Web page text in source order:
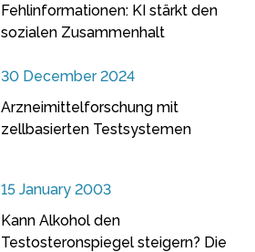
Fehlinformationen: KI stärkt den
sozialen Zusammenhalt
30 December 2024
Arzneimittelforschung mit
zellbasierten Testsystemen
15 January 2003
Kann Alkohol den
Testosteronspiegel steigern? Die